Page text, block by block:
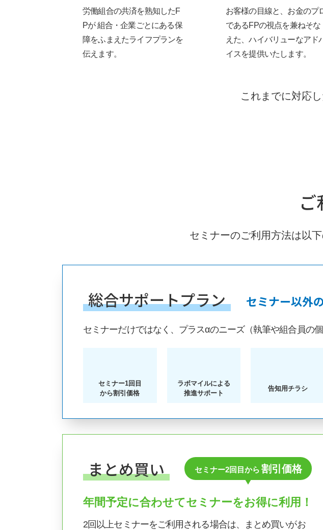
労働組合の共済を熟知したF
Pが 組合・企業ごとにある保
障をふまえたライフプランを
伝えます。
お客様の目線と、お金のプ
であるFPの視点を兼ねそな
えた、ハイバリューなアド
イスを提供いたします。
これまでに対応
セミナーのご利用方法は以
総合サポートプラン セミナー以外
セミナーだけではなく、プラスαのニーズ（執筆や組合員の
セミナー1回目
から割引価格
ラボマイルによる
推進サポート
告知用チラシ
まとめ買い
年間予定に合わせてセミナーをお得に利用！
セミナー2回目から 割引価格
2回以上セミナーをご利用される場合は、まとめ買いがお